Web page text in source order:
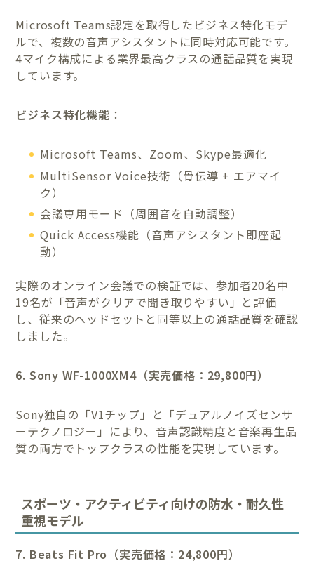
Microsoft Teams認定を取得したビジネス特化モデ
ルで、複数の音声アシスタントに同時対応可能です。
4マイク構成による業界最高クラスの通話品質を実現
しています。
ビジネス特化機能 ：
Microsoft Teams、Zoom、Skype最適化
MultiSensor Voice技術（骨伝導 + エアマイ
ク）
会議専用モード（周囲音を自動調整）
Quick Access機能（音声アシスタント即座起
動）
実際のオンライン会議での検証では、参加者20名中
19名が「音声がクリアで聞き取りやすい」と評価
し、従来のヘッドセットと同等以上の通話品質を確認
しました。
6. Sony WF-1000XM4（実売価格：29,800円）
Sony独自の「V1チップ」と「デュアルノイズセンサ
ーテクノロジー」により、音声認識精度と音楽再生品
質の両方でトップクラスの性能を実現しています。
スポーツ・アクティビティ向けの防水・耐久性
重視モデル
7. Beats Fit Pro（実売価格：24,800円）